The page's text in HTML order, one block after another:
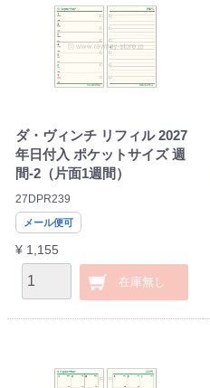
ダ・ヴィンチ リフィル 2027
年日付入 ポケットサイズ 週
間-2（片面1週間）
27DPR239
メール便可
¥ 1,155
在庫無し